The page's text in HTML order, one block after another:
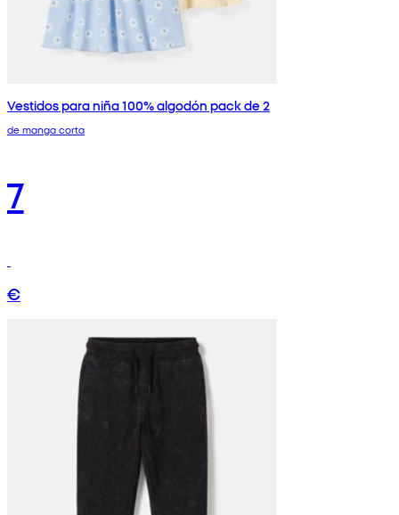
Vestidos para niña 100% algodón pack de 2
de manga corta
7
€